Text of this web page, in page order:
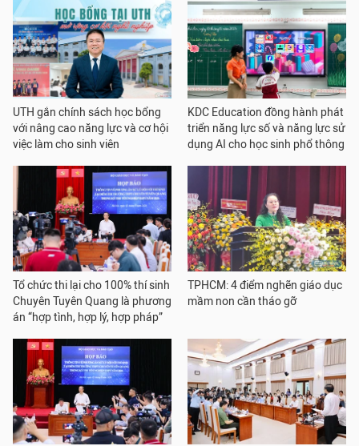
UTH gắn chính sách học bổng
với nâng cao năng lực và cơ hội
việc làm cho sinh viên
KDC Education đồng hành phát
triển năng lực số và năng lực sử
dụng AI cho học sinh phổ thông
Tổ chức thi lại cho 100% thí sinh
Chuyên Tuyên Quang là phương
án “hợp tình, hợp lý, hợp pháp”
TPHCM: 4 điểm nghẽn giáo dục
mầm non cần tháo gỡ